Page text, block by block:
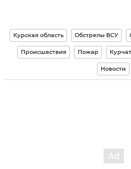
Курская область Обстрелы ВСУ
Происшествия Пожар
Новости